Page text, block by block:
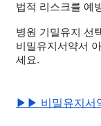
법적 리스크를 예
병원 기밀유지 선
비밀유지서약서
세요.
▶▶ 비밀유지서